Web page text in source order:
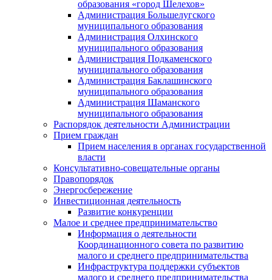
образования «город Шелехов»
Администрация Большелугского
муниципального образования
Администрация Олхинского
муниципального образования
Администрация Подкаменского
муниципального образования
Администрация Баклашинского
муниципального образования
Администрация Шаманского
муниципального образования
Распорядок деятельности Администрации
Прием граждан
Прием населения в органах государственной
власти
Консультативно-совещательные органы
Правопорядок
Энергосбережение
Инвестиционная деятельность
Развитие конкуренции
Малое и среднее предпринимательство
Информация о деятельности
Координационного совета по развитию
малого и среднего предпринимательства
Инфраструктура поддержки субъектов
малого и среднего предпринимательства